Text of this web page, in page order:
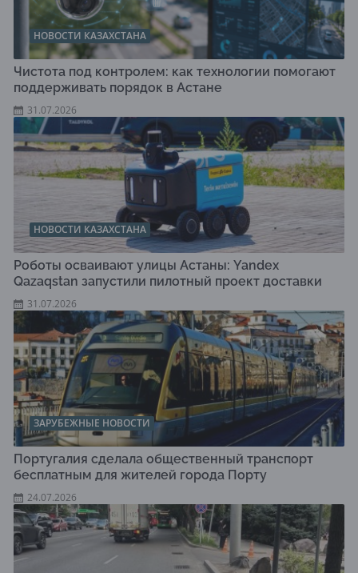
НОВОСТИ КАЗАХСТАНА
Чистота под контролем: как технологии помогают
поддерживать порядок в Астане
31.07.2026
НОВОСТИ КАЗАХСТАНА
Роботы осваивают улицы Астаны: Yandex
Qazaqstan запустили пилотный проект доставки
31.07.2026
ЗАРУБЕЖНЫЕ НОВОСТИ
Португалия сделала общественный транспорт
бесплатным для жителей города Порту
24.07.2026